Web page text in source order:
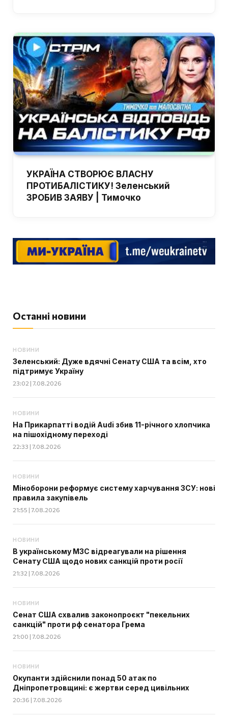
УКРАЇНА СТВОРЮЄ ВЛАСНУ
ПРОТИБАЛІСТИКУ! Зеленський
ЗРОБИВ ЗАЯВУ | Тимочко
Останні новини
НОВИНИ
Зеленський: Дуже вдячні Сенату США та всім, хто
підтримує Україну
23:02 | 7.08.2026
НОВИНИ
На Прикарпатті водій Audi збив 11-річного хлопчика
на пішохідному переході
22:33 | 7.08.2026
НОВИНИ
Міноборони реформує систему харчування ЗСУ: нові
правила закупівель
21:55 | 7.08.2026
НОВИНИ
В українському МЗС відреагували на рішення
Сенату США щодо нових санкцій проти росії
21:32 | 7.08.2026
НОВИНИ
Сенат США схвалив законопроєкт "пекельних
санкцій" проти рф сенатора Грема
21:00 | 7.08.2026
НОВИНИ
Окупанти здійснили понад 50 атак по
Дніпропетровщині: є жертви серед цивільних
20:36 | 7.08.2026